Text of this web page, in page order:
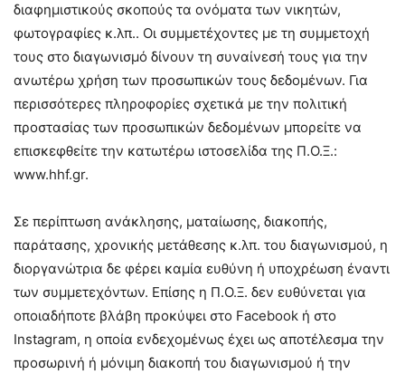
διαφημιστικούς σκοπούς τα ονόματα των νικητών,
φωτογραφίες κ.λπ.. Οι συμμετέχοντες με τη συμμετοχή
τους στο διαγωνισμό δίνουν τη συναίνεσή τους για την
ανωτέρω χρήση των προσωπικών τους δεδομένων. Για
περισσότερες πληροφορίες σχετικά με την πολιτική
προστασίας των προσωπικών δεδομένων μπορείτε να
επισκεφθείτε την κατωτέρω ιστοσελίδα της Π.Ο.Ξ.:
www.hhf.gr.
Σε περίπτωση ανάκλησης, ματαίωσης, διακοπής,
παράτασης, χρονικής μετάθεσης κ.λπ. του διαγωνισμού, η
διοργανώτρια δε φέρει καμία ευθύνη ή υποχρέωση έναντι
των συμμετεχόντων. Επίσης η Π.Ο.Ξ. δεν ευθύνεται για
οποιαδήποτε βλάβη προκύψει στο Facebook ή στο
Instagram, η οποία ενδεχομένως έχει ως αποτέλεσμα την
προσωρινή ή μόνιμη διακοπή του διαγωνισμού ή την